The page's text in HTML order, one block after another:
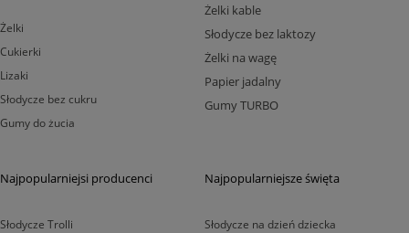
Żelki
Cukierki
Lizaki
Słodycze bez cukru
Gumy do żucia
Żelki kable
Słodycze bez laktozy
Żelki na wagę
Papier jadalny
Gumy TURBO
Najpopularniejsi producenci
Słodycze Trolli
Najpopularniejsze święta
Słodycze na dzień dziecka